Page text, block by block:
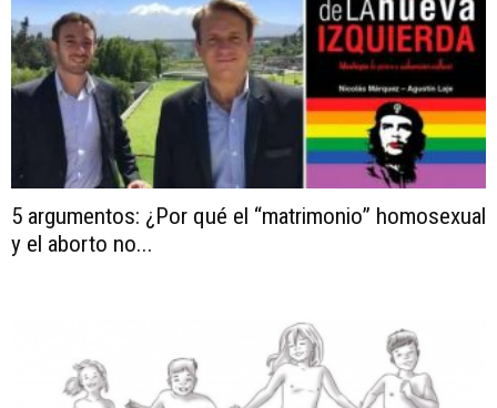
5 argumentos: ¿Por qué el “matrimonio” homosexual
y el aborto no...